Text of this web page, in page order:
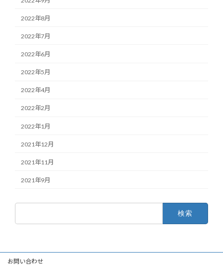
2022年8月
2022年7月
2022年6月
2022年5月
2022年4月
2022年2月
2022年1月
2021年12月
2021年11月
2021年9月
お問い合わせ